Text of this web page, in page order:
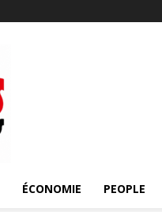
ÉCONOMIE PEOPLE